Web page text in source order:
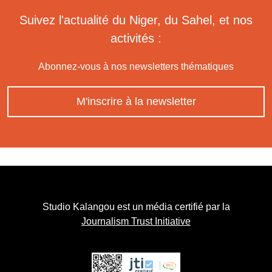
Suivez l'actualité du Niger, du Sahel, et nos
activités :
Abonnez-vous à nos newsletters thématiques
M'inscrire à la newsletter
Studio Kalangou est un média certifié par la
Journalism Trust Initiative